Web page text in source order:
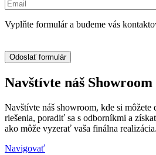
Vyplňte formulár a budeme vás
Navštívte náš Showroom
Navštívte náš showroom, kde si môžete
riešenia, poradiť sa s odborníkmi a
ako môže vyzerať vaša finálna realizácia.
Navigovať